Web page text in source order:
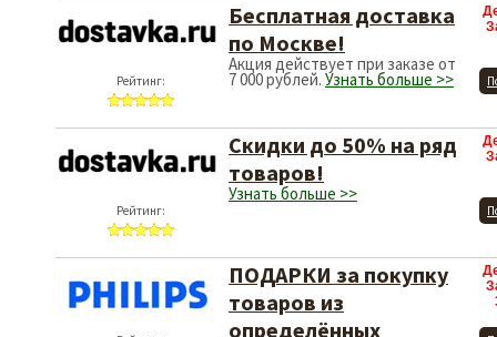
Рейтинг:
Бесплатная доставка
по Москве!
Акция действует при заказе от
7 000 рублей. Узнать больше >>
Рейтинг:
Скидки до 50% на ряд
товаров!
Узнать больше >>
ПОДАРКИ за покупку
товаров из
определённых